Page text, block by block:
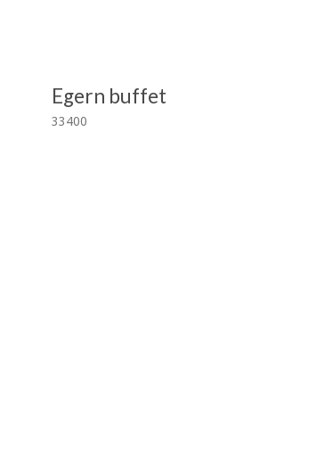
Egern buffet
33400